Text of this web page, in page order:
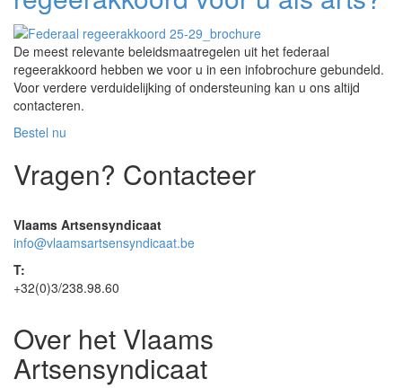
De meest relevante beleidsmaatregelen uit het federaal
regeerakkoord hebben we voor u in een infobrochure gebundeld.
Voor verdere verduidelijking of ondersteuning kan u ons altijd
contacteren.
Bestel nu
Vragen? Contacteer
Vlaams Artsensyndicaat
info@vlaamsartsensyndicaat.be
T:
+32(0)3/238.98.60
Over het Vlaams
Artsensyndicaat